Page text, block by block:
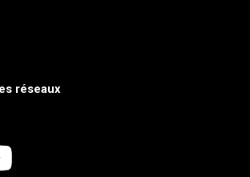
réseaux